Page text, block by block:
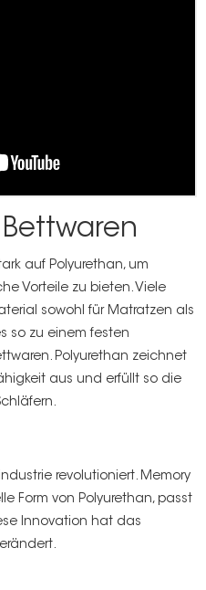
auf Polyurethan, um
Vorteile zu bieten. Viele
sowohl für Matratzen als
so zu einem festen
Polyurethan zeichnet
aus und erfüllt so die
revolutioniert. Memory
Form von Polyurethan, passt
Innovation hat das